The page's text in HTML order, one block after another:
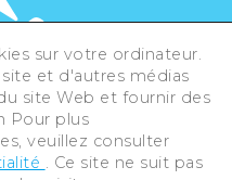
Association /
Hiroshima City .
sur votre ordinateur.
et d'autres médias
site Web et fournir des
Pour plus
veuillez consulter
. Ce site ne suit pas